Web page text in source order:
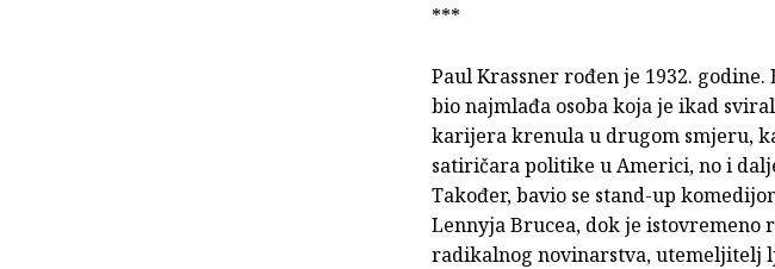
***
Paul Krassner rođen je 1932. godine.
bio najmlađa osoba koja je ikad
karijera krenula u drugom smjeru,
satiričara politike u Americi, no i
Također, bavio se stand-up
Lennyja Brucea, dok je istovremeno
radikalnog novinarstva, utemeljitelj